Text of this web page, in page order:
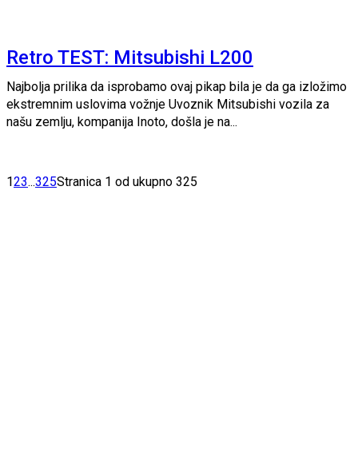
Retro TEST: Mitsubishi L200
Najbolja prilika da isprobamo ovaj pikap bila je da ga izložimo
ekstremnim uslovima vožnje Uvoznik Mitsubishi vozila za
našu zemlju, kompanija Inoto, došla je na...
123...325Stranica 1 od ukupno 325